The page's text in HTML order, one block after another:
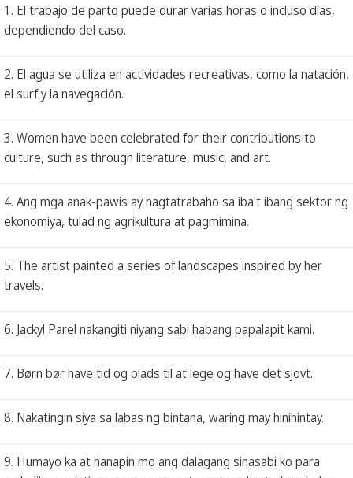
1. El trabajo de parto puede durar varias horas o incluso días,
dependiendo del caso.
2. El agua se utiliza en actividades recreativas, como la natación,
el surf y la navegación.
3. Women have been celebrated for their contributions to
culture, such as through literature, music, and art.
4. Ang mga anak-pawis ay nagtatrabaho sa iba't ibang sektor ng
ekonomiya, tulad ng agrikultura at pagmimina.
5. The artist painted a series of landscapes inspired by her
travels.
6. Jacky! Pare! nakangiti niyang sabi habang papalapit kami.
7. Børn bør have tid og plads til at lege og have det sjovt.
8. Nakatingin siya sa labas ng bintana, waring may hinihintay.
9. Humayo ka at hanapin mo ang dalagang sinasabi ko para